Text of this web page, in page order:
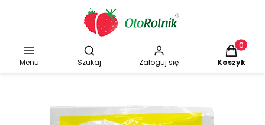
Menu
Otwórz wyszukiwarkę
Szukaj Zaloguj się
Produkty
Koszyk